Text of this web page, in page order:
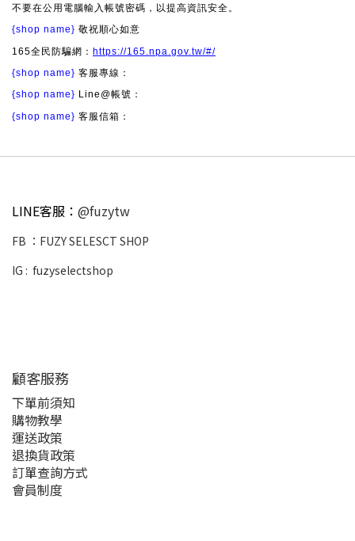
不要在公用電腦輸入帳號密碼，以提高資訊安全。
{shop name} 敬祝順心如意
165全民防騙網： https://165.npa.gov.tw/#/
{shop name} 客服專線：
{shop name} Line@帳號：
{shop name} 客服信箱：
LINE客服： @fuzytw
FB ： FUZY SELESCT SHOP
IG : fuzyselectshop
顧客服務
下單前須知
購物教學
運送政策
退換貨政策
訂單查詢方式
會員制度